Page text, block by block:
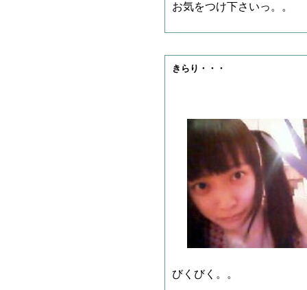
お気をつけ下さいっ。。
きらり・・・
びくびく。。